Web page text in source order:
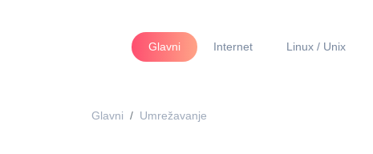
Glavni Internet Linux / Unix
Glavni Umrežavanje